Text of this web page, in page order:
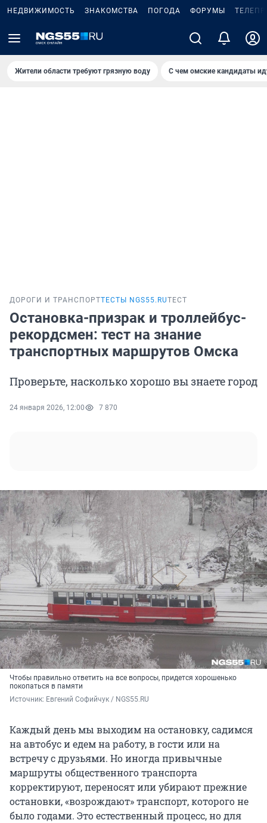
НЕДВИЖИМОСТЬ ЗНАКОМСТВА ПОГОДА ФОРУМЫ
Жители области требуют грязную воду С чем омские кандидаты
ДОРОГИ И ТРАНСПОРТТЕСТЫ NGS55.RUТЕСТ
Остановка-призрак и троллейбус-
рекордсмен: тест на знание
транспортных маршрутов Омска
Проверьте, насколько хорошо вы знаете город
24 января 2026, 12:00 7 870
Чтобы правильно ответить на все вопросы, придется хорошенько
покопаться в памяти
Источник: Евгений Софийчук / NGS55.RU
Каждый день мы выходим на остановку, садимся
на автобус и едем на работу, в гости или на
встречу с друзьями. Но иногда привычные
маршруты общественного транспорта
корректируют, переносят или убирают прежние
остановки, «возрождают» транспорт, которого не
было годами. Это естественный процесс, но для